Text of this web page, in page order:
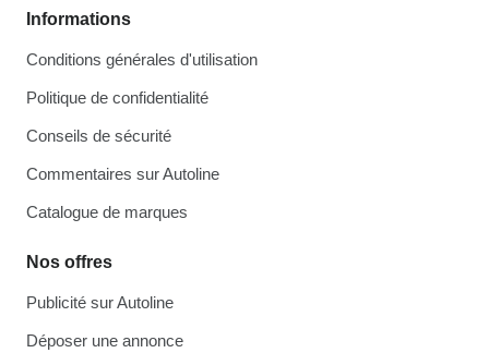
Informations
Conditions générales d'utilisation
Politique de confidentialité
Conseils de sécurité
Commentaires sur Autoline
Catalogue de marques
Nos offres
Publicité sur Autoline
Déposer une annonce